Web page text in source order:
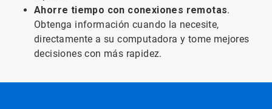
Ahorre tiempo con conexiones remotas.
Obtenga información cuando la necesite,
directamente a su computadora y tome mejores
decisiones con más rapidez.